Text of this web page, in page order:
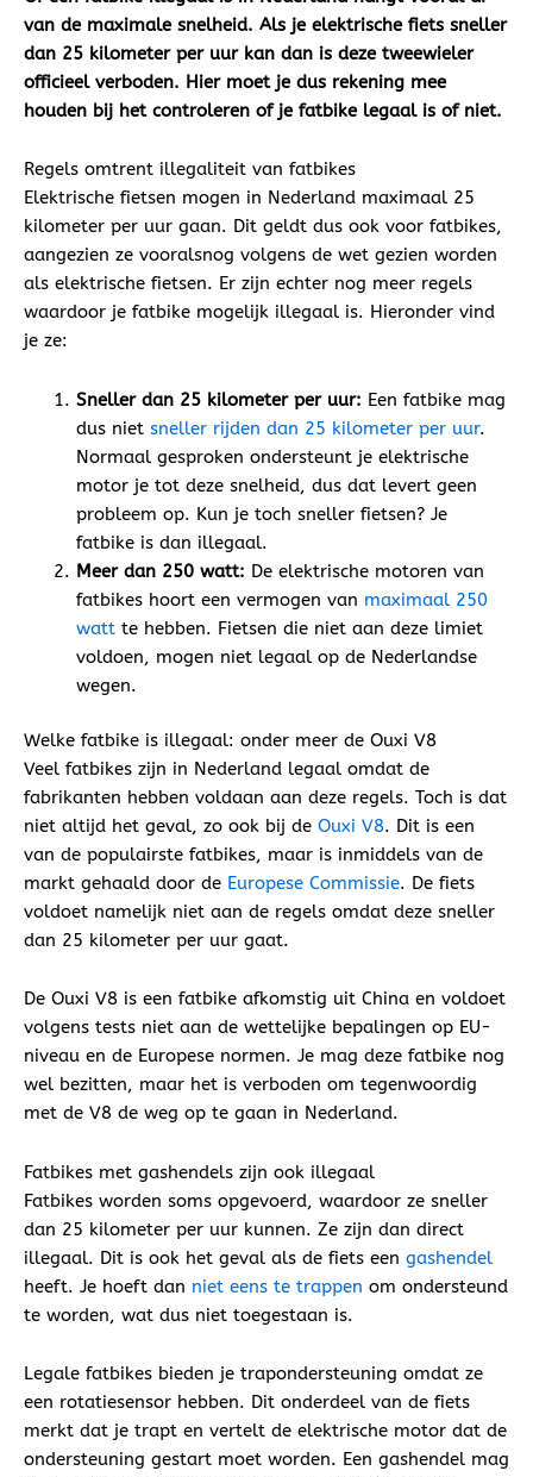
van de maximale snelheid. Als je elektrische fiets sneller
dan 25 kilometer per uur kan dan is deze tweewieler
officieel verboden. Hier moet je dus rekening mee
houden bij het controleren of je fatbike legaal is of niet.
Regels omtrent illegaliteit van fatbikes
Elektrische fietsen mogen in Nederland maximaal 25
kilometer per uur gaan. Dit geldt dus ook voor fatbikes,
aangezien ze vooralsnog volgens de wet gezien worden
als elektrische fietsen. Er zijn echter nog meer regels
waardoor je fatbike mogelijk illegaal is. Hieronder vind
je ze:
Sneller dan 25 kilometer per uur: Een fatbike mag
dus niet sneller rijden dan 25 kilometer per uur.
Normaal gesproken ondersteunt je elektrische
motor je tot deze snelheid, dus dat levert geen
probleem op. Kun je toch sneller fietsen? Je
fatbike is dan illegaal.
Meer dan 250 watt: De elektrische motoren van
fatbikes hoort een vermogen van maximaal 250
wattte hebben. Fietsen die niet aan deze limiet
voldoen, mogen niet legaal op de Nederlandse
wegen.
Welke fatbike is illegaal: onder meer de Ouxi V8
Veel fatbikes zijn in Nederland legaal omdat de
fabrikanten hebben voldaan aan deze regels. Toch is dat
niet altijd het geval, zo ook bij de Ouxi V8. Dit is een
van de populairste fatbikes, maar is inmiddels van de
markt gehaald door de Europese Commissie. De fiets
voldoet namelijk niet aan de regels omdat deze sneller
dan 25 kilometer per uur gaat.
De Ouxi V8 is een fatbike afkomstig uit China en voldoet
volgens tests niet aan de wettelijke bepalingen op EU-
niveau en de Europese normen. Je mag deze fatbike nog
wel bezitten, maar het is verboden om tegenwoordig
met de V8 de weg op te gaan in Nederland.
Fatbikes met gashendels zijn ook illegaal
Fatbikes worden soms opgevoerd, waardoor ze sneller
dan 25 kilometer per uur kunnen. Ze zijn dan direct
illegaal. Dit is ook het geval als de fiets een gashendel
heeft. Je hoeft dan niet eens te trappen om ondersteund
te worden, wat dus niet toegestaan is.
Legale fatbikes bieden je trapondersteuning omdat ze
een rotatiesensor hebben. Dit onderdeel van de fiets
merkt dat je trapt en vertelt de elektrische motor dat de
ondersteuning gestart moet worden. Een gashendel mag